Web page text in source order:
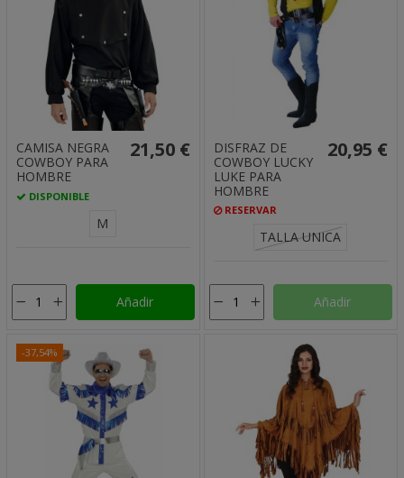
CAMISA NEGRA
COWBOY PARA
HOMBRE
DISPONIBLE
21,50 €
M
Añadir
DISFRAZ DE
COWBOY LUCKY
LUKE PARA
HOMBRE
RESERVAR
20,95 €
TALLA UNICA
Añadir
-37,54%